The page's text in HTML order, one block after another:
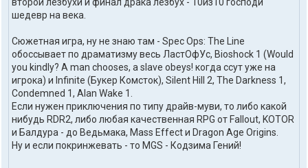
л
o
p
e
k
шедевр на века.
Сюжетная игра, ну не знаю там - Spec Ops: The Line
обоссывает по драматизму весь ЛастОфУс, Bioshock 1 (Would
you kindly? A man chooses, a slave obeys! когда ссут уже на
игрока) и Infinite (Букер Комсток), Silent Hill 2, The Darkness 1,
Condemned 1, Alan Wake 1.
Если нужен приключения по типу драйв-муви, то либо какой
нибудь RDR2, либо любая качественная RPG от Fallout, KOTOR
и Балдура - до Ведьмака, Mass Effect и Dragon Age Origins.
Ну и если покринжевать - то MGS - Кодзима Гений!